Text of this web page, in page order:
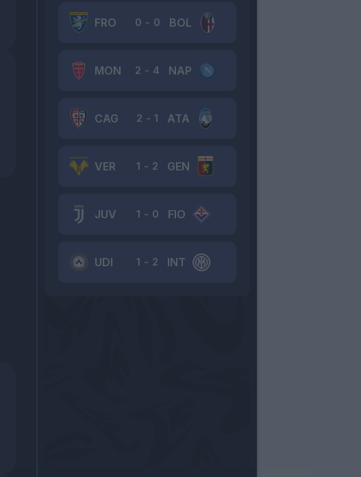
FRO BOL
0 - 0
MON NAP
2 - 4
CAG ATA
2 - 1
VER GEN
1 - 2
JUV FIO
1 - 0
UDI INT
1 - 2